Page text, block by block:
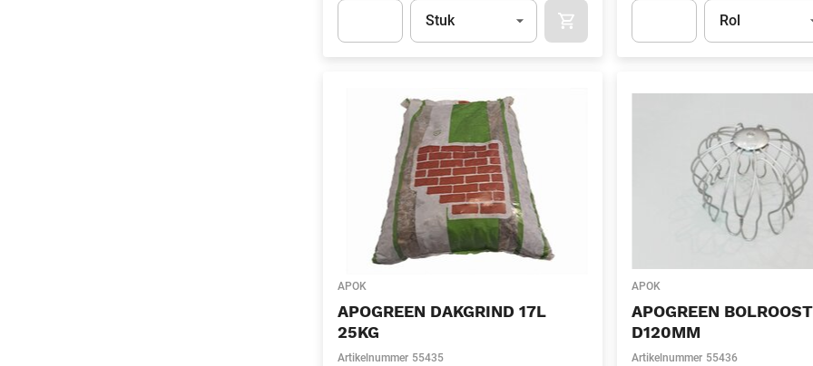
Eenheid
Stuk
Eenheid
Rol
APOK
APOGREEN DAKGRIND 17L
25KG
Artikelnummer 55435
APOK
APOGREEN
D120MM
Artikelnummer 55436